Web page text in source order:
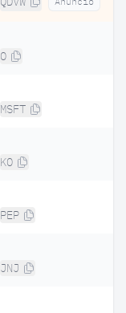
O
MSFT
KO
PEP
JNJ